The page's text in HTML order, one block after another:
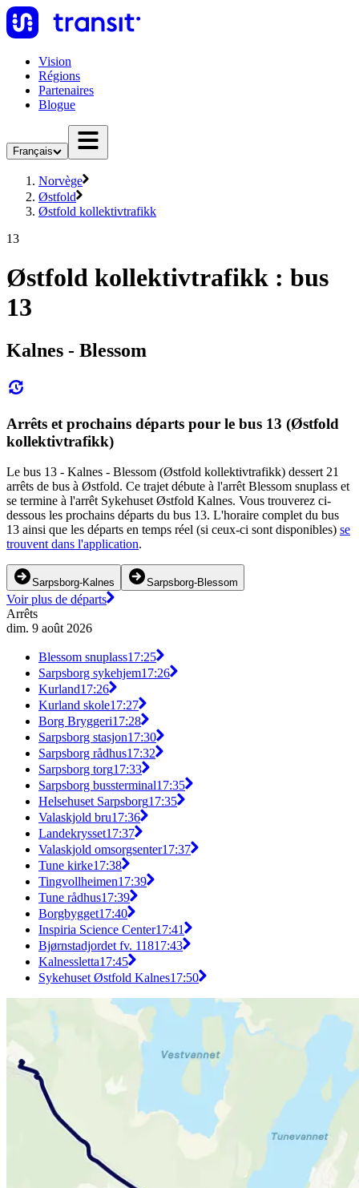
Vision
Régions
Partenaires
Blogue
Français
Norvège
Østfold
Østfold kollektivtrafikk
13
Østfold kollektivtrafikk : bus
13
Kalnes - Blessom
Arrêts et prochains départs pour le bus 13 (Østfold
kollektivtrafikk)
Le bus 13 - Kalnes - Blessom (Østfold kollektivtrafikk) dessert 21
arrêts de bus à Østfold. Ce trajet débute à l'arrêt Blessom snuplass et
se termine à l'arrêt Sykehuset Østfold Kalnes. Vous trouverez ci-
dessous les prochains départs du bus 13. L'horaire complet du bus
13 ainsi que les départs en temps réel (si ceux-ci sont disponibles) se
trouvent dans l'application.
Sarpsborg-Kalnes Sarpsborg-Blessom
Voir plus de départs
Arrêts
dim. 9 août 2026
Blessom snuplass17:25
Sarpsborg sykehjem17:26
Kurland17:26
Kurland skole17:27
Borg Bryggeri17:28
Sarpsborg stasjon17:30
Sarpsborg rådhus17:32
Sarpsborg torg17:33
Sarpsborg bussterminal17:35
Helsehuset Sarpsborg17:35
Valaskjold bru17:36
Landekrysset17:37
Valaskjold omsorgsenter17:37
Tune kirke17:38
Tingvollheimen17:39
Tune rådhus17:39
Borgbygget17:40
Inspiria Science Center17:41
Bjørnstadjordet fv. 11817:43
Kalnessletta17:45
Sykehuset Østfold Kalnes17:50